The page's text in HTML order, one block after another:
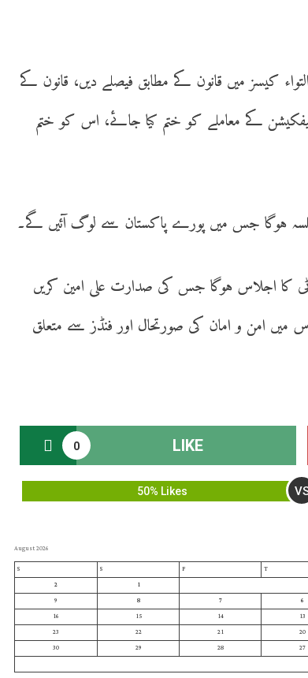
کیسز میں قانون کے مطابق فیصلے دیں، قانون کے
کے معاملے کو ختم کیا جائے، اس کو ختم
کا اجلاس ہوگا جس کی صدارت علی امین کریں
امن و امان کی صورتحال اور فنڈز سے متعلق
0 LIKE
50% Likes
August 2026
T
F
S
S
1
2
6
7
8
9
13
14
15
16
20
21
22
23
27
28
29
30